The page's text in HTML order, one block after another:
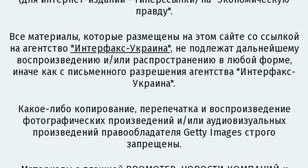
правду".
Все материалы, которые размещены на этом сайте со ссылкой
на агентство "Интерфакс-Украина", не подлежат дальнейшему
воспроизведению и/или распространению в любой форме,
иначе как с письменного разрешения агентства "Интерфакс-
Украина".
Какое-либо копирование, перепечатка и воспроизведение
фотографических произведений и/или аудиовизуальных
произведений правообладателя Getty Images строго
запрещены.